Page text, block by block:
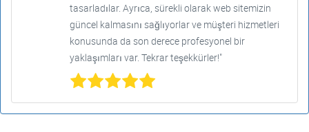
tasarladılar. Ayrıca, sürekli olarak web sitemizin
güncel kalmasını sağlıyorlar ve müşteri hizmetleri
konusunda da son derece profesyonel bir
yaklaşımları var. Tekrar teşekkürler!"